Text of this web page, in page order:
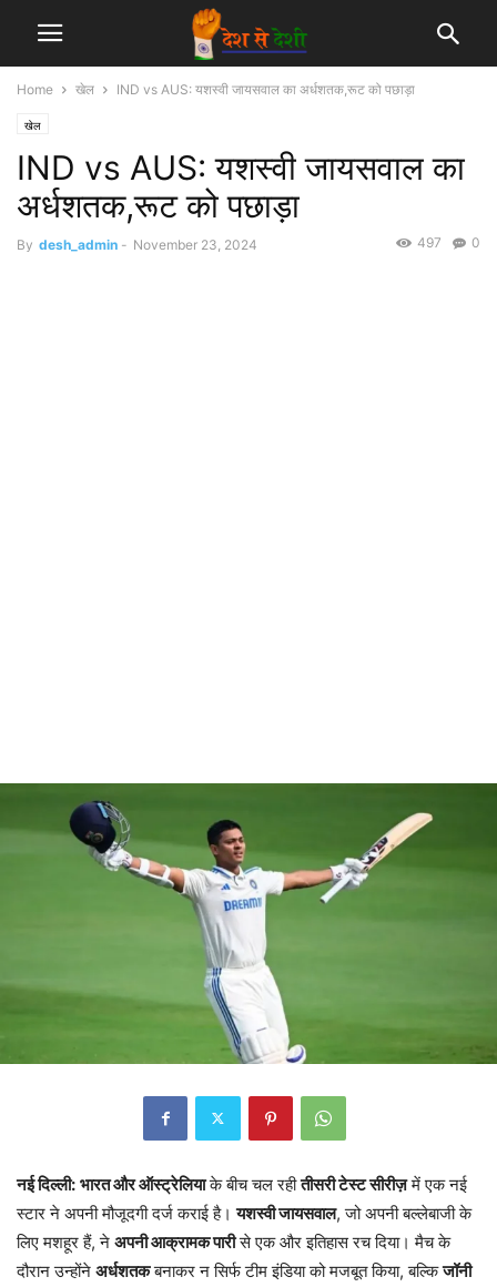
Home खेल IND vs AUS: यशस्वी जायसवाल का अर्धशतक,रूट को पछाड़ा
खेल
IND vs AUS: यशस्वी जायसवाल का
अर्धशतक,रूट को पछाड़ा
By desh_admin - November 23, 2024 0
497
नई दिल्ली: भारत और ऑस्ट्रेलियाके बीच चल रहीतीसरी टेस्ट सीरीज़में एक नई
स्टार ने अपनी मौजूदगी दर्ज कराई है।यशस्वी जायसवाल, जो अपनी बल्लेबाजी के
लिए मशहूर हैं, ने अपनी आक्रामक पारीसे एक और इतिहास रच दिया। मैच के
दौरान उन्होंने अर्धशतकबनाकर न सिर्फ टीम इंडिया को मजबूत किया, बल्किजॉनी